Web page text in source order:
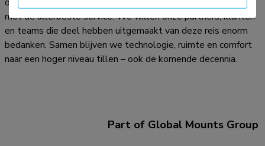
met de allerbeste service. We willen onze partners, klanten
en teams die deel hebben uitgemaakt van deze reis enorm
bedanken. Samen blijven we technologie, ruimte en comfort
naar een hoger niveau tillen – ook de komende decennia.
Part of Global Mounts Group